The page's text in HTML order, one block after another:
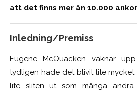
att det finns mer än 10.000
Inledning/Premiss
Eugene McQuacken vaknar
tydligen hade det blivit lite mycket
lite sliten ut som många andra